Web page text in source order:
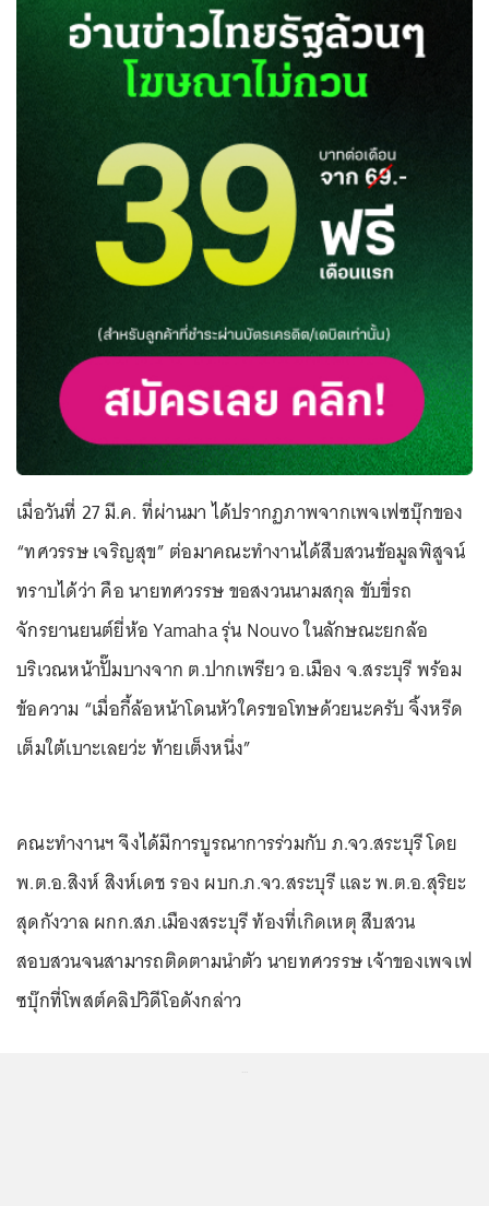
เมื่อวันที่ 27 มี.ค. ที่ผ่านมา ได้ปรากฏภาพจากเพจเฟซบุ๊กของ
“ทศวรรษ เจริญสุข” ต่อมาคณะทำงานได้สืบสวนข้อมูลพิสูจน์
ทราบได้ว่า คือ นายทศวรรษ ขอสงวนนามสกุล ขับขี่รถ
จักรยานยนต์ยี่ห้อ Yamaha รุ่น Nouvo ในลักษณะยกล้อ
บริเวณหน้าปั๊มบางจาก ต.ปากเพรียว อ.เมือง จ.สระบุรี พร้อม
ข้อความ “เมื่อกี้ล้อหน้าโดนหัวใครขอโทษด้วยนะครับ จิ้งหรีด
เต็มใต้เบาะเลยว่ะ ท้ายเต็งหนึ่ง”
คณะทำงานฯ จึงได้มีการบูรณาการร่วมกับ ภ.จว.สระบุรี โดย
พ.ต.อ.สิงห์ สิงห์เดช รอง ผบก.ภ.จว.สระบุรี และ พ.ต.อ.สุริยะ
สุดกังวาล ผกก.สภ.เมืองสระบุรี ท้องที่เกิดเหตุ สืบสวน
สอบสวนจนสามารถติดตามนำตัว นายทศวรรษ เจ้าของเพจเฟ
ซบุ๊กที่โพสต์คลิปวิดีโอดังกล่าว